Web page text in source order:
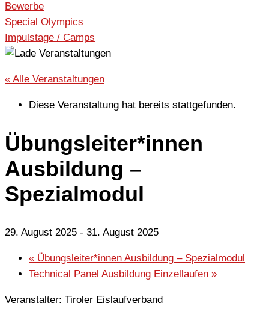
Bewerbe
Special Olympics
Impulstage / Camps
« Alle Veranstaltungen
Diese Veranstaltung hat bereits stattgefunden.
Übungsleiter*innen
Ausbildung –
Spezialmodul
29. August 2025 - 31. August 2025
« Übungsleiter*innen Ausbildung – Spezialmodul
Technical Panel Ausbildung Einzellaufen »
Veranstalter: Tiroler Eislaufverband